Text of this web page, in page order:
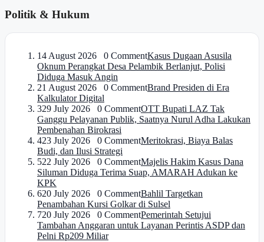
Politik & Hukum
14 August 2026 0 CommentKasus Dugaan Asusila
Oknum Perangkat Desa Pelambik Berlanjut, Polisi
Diduga Masuk Angin
21 August 2026 0 CommentBrand Presiden di Era
Kalkulator Digital
329 July 2026 0 CommentOTT Bupati LAZ Tak
Ganggu Pelayanan Publik, Saatnya Nurul Adha Lakukan
Pembenahan Birokrasi
423 July 2026 0 CommentMeritokrasi, Biaya Balas
Budi, dan Ilusi Strategi
522 July 2026 0 CommentMajelis Hakim Kasus Dana
Siluman Diduga Terima Suap, AMARAH Adukan ke
KPK
620 July 2026 0 CommentBahlil Targetkan
Penambahan Kursi Golkar di Sulsel
720 July 2026 0 CommentPemerintah Setujui
Tambahan Anggaran untuk Layanan Perintis ASDP dan
Pelni Rp209 Miliar